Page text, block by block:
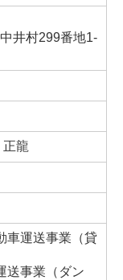
井村299番地1-
龍
車運送事業（貸
送事業（ダン